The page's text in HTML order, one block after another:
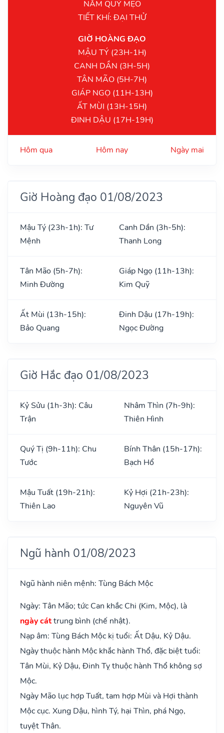
NĂM QUÝ MẸO
TIẾT KHÍ: ĐẠI THỬ
GIỜ HOÀNG ĐẠO
MẬU TÝ (23H-1H)
CANH DẦN (3H-5H)
TÂN MÃO (5H-7H)
GIÁP NGỌ (11H-13H)
ẤT MÙI (13H-15H)
ĐINH DẬU (17H-19H)
Hôm qua Hôm nay Ngày mai
Giờ Hoàng đạo 01/08/2023
Mậu Tý (23h-1h): Tư
Mệnh
Canh Dần (3h-5h):
Thanh Long
Tân Mão (5h-7h):
Minh Đường
Giáp Ngọ (11h-13h):
Kim Quỹ
Ất Mùi (13h-15h):
Bảo Quang
Đinh Dậu (17h-19h):
Ngọc Đường
Giờ Hắc đạo 01/08/2023
Kỷ Sửu (1h-3h): Câu
Trận
Nhâm Thìn (7h-9h):
Thiên Hình
Quý Tị (9h-11h): Chu
Tước
Bính Thân (15h-17h):
Bạch Hổ
Mậu Tuất (19h-21h):
Thiên Lao
Kỷ Hợi (21h-23h):
Nguyên Vũ
Ngũ hành 01/08/2023
Ngũ hành niên mệnh: Tùng Bách Mộc
Ngày: Tân Mão; tức Can khắc Chi (Kim, Mộc), là
ngày cáttrung bình (chế nhật).
Nạp âm: Tùng Bách Mộc kị tuổi: Ất Dậu, Kỷ Dậu.
Ngày thuộc hành Mộc khắc hành Thổ, đặc biệt tuổi:
Tân Mùi, Kỷ Dậu, Đinh Tỵ thuộc hành Thổ không sợ
Mộc.
Ngày Mão lục hợp Tuất, tam hợp Mùi và Hợi thành
Mộc cục. Xung Dậu, hình Tý, hại Thìn, phá Ngọ,
tuyệt Thân.